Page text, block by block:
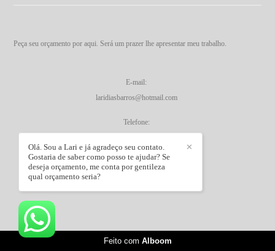
Peça seu orçamento por aqui. Será um prazer lhe apresentar meu trabalho.
E-mail:
laridiasbarros@hotmail.com
Telefone:
WhatsApp:
✕
Olá. Sou a Lari e já agradeço seu contato.
Gostaria de saber como posso te ajudar? Se
deseja orçamento, me conta por gentileza
qual orçamento seria?
Feito com Alboom